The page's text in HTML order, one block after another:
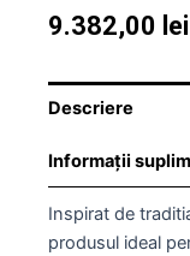
9.382,00 lei
Descriere
Informații
Inspirat de
produsul ideal